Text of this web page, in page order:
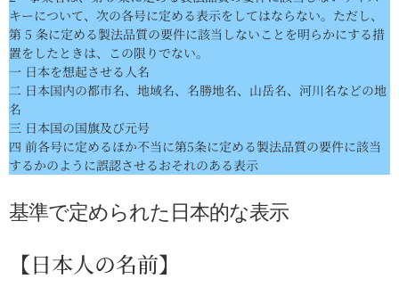
キーについて、次の各号に定める表示をしてはならない。ただし、
第 5 条に定める製法品質の要件に該当しないことを明らかにする措
置をしたときは、この限りでない。
一 日本を想起させる人名
二 日本国内の都市名、地域名、名勝地名、山岳名、河川名などの地
名
三 日本国の国旗及び元号
四 前各号に定めるほか不当に第5条に定める製法品質の要件に該当
するかのように誤認させるおそれのある表示
基準で定められた日本的な表示
【日本人の名前】